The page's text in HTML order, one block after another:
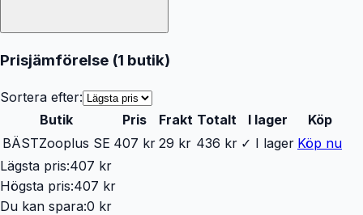
Prisjämförelse (1 butik)
Sortera efter:
Butik
Pris Frakt Totalt I lager
Köp
BÄSTZooplus SE 407 kr 29 kr 436 kr ✓ I lager Köp nu
Lägsta pris:407 kr
Högsta pris:407 kr
Du kan spara:0 kr